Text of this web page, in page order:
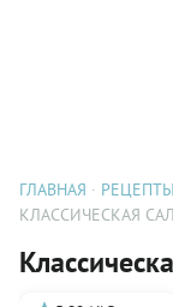
ГЛАВНАЯ РЕЦЕПТЫ
КЛАССИЧЕСКАЯ